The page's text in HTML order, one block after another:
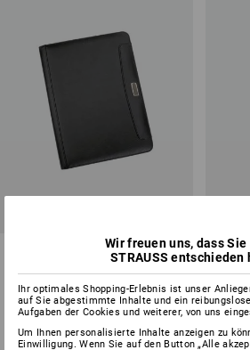
Variante
ab 15,46 €
Sigel
3
ab
Wir freuen uns, dass
STRAUSS entschieden
Ihr optimales Shopping-Erlebnis ist unser
auf Sie abgestimmte Inhalte und ein
Aufgaben der Cookies und weiterer, von uns
Um Ihnen personalisierte Inhalte anzeigen zu
Einwilligung. Wenn Sie auf den Button „Alle